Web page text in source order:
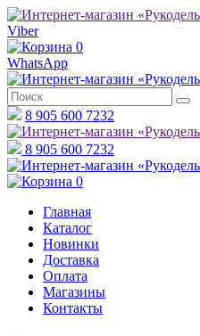
Viber
0
WhatsApp
8 905 600 7232
8 905 600 7232
0
Главная
Каталог
Новинки
Доставка
Оплата
Магазины
Контакты